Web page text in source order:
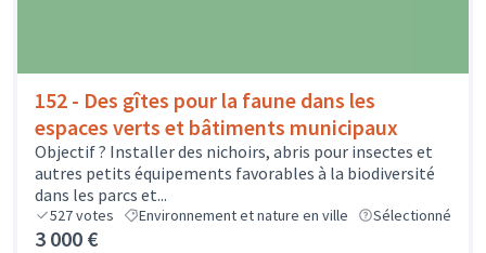
152 - Des gîtes pour la faune dans les
espaces verts et bâtiments municipaux
Objectif ? Installer des nichoirs, abris pour insectes et
autres petits équipements favorables à la biodiversité
dans les parcs et...
527votes Environnement et nature en ville Sélectionné
3 000 €